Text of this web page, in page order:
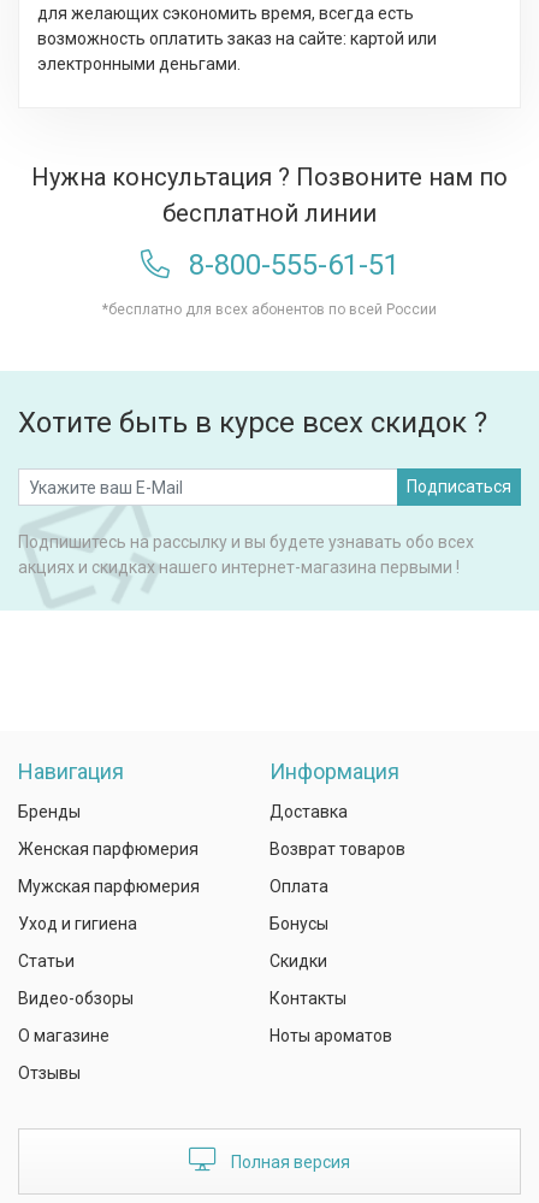
для желающих сэкономить время, всегда есть
возможность оплатить заказ на сайте: картой или
электронными деньгами.
Нужна консультация ? Позвоните нам по
бесплатной линии
8-800-555-61-51
*бесплатно для всех абонентов по всей России
Хотите быть в курсе всех скидок ?
Подписаться
Подпишитесь на рассылку и вы будете узнавать обо всех
акциях и скидках нашего интернет-магазина первыми !
Навигация
Бренды
Женская парфюмерия
Мужская парфюмерия
Уход и гигиена
Статьи
Видео-обзоры
О магазине
Отзывы
Информация
Доставка
Возврат товаров
Оплата
Бонусы
Скидки
Контакты
Ноты ароматов
Полная версия